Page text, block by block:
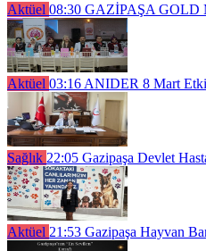
Aktüel 08:30 GAZİPAŞA GOLD
Aktüel 03:16 ANIDER 8 Mart
Sağlık 22:05 Gazipaşa Devlet
Aktüel 21:53 Gazipaşa Hayvan